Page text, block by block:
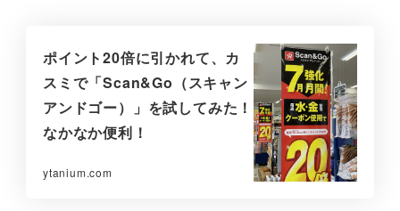
ポイント20倍に引かれて、カ
スミで「Scan&Go（スキャン
アンドゴー）」を試してみた！
なかなか便利！
ytanium.com